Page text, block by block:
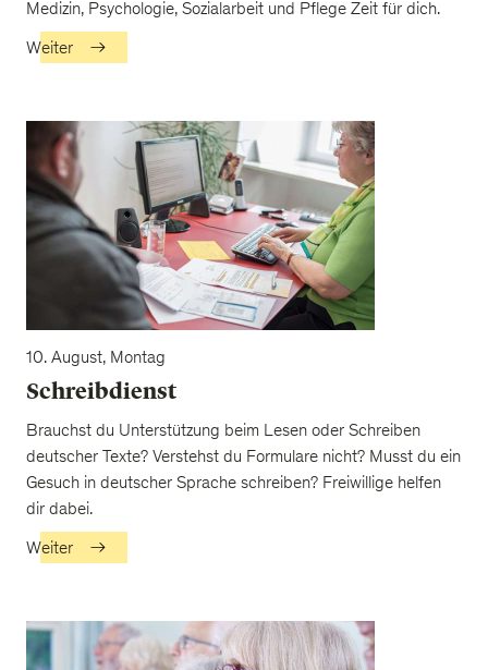
Medizin, Psychologie, Sozialarbeit und Pflege Zeit für dich.
Weiter
10. August, Montag
Schreibdienst
Brauchst du Unterstützung beim Lesen oder Schreiben
deutscher Texte? Verstehst du Formulare nicht? Musst du ein
Gesuch in deutscher Sprache schreiben? Freiwillige helfen
dir dabei.
Weiter